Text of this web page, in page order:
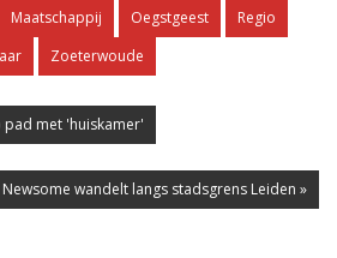
Maatschappij Oegstgeest
Regio
Zoeterwoude
pad met 'huiskamer'
wandelt langs stadsgrens Leiden »